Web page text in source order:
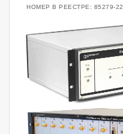
НОМЕР В РЕЕСТРЕ: 85279-22